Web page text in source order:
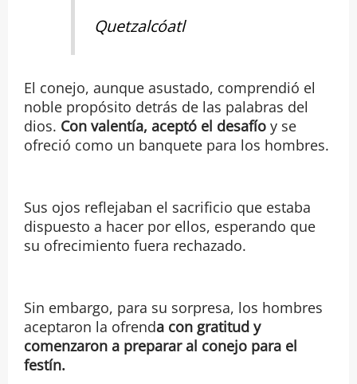
Quetzalcóatl
El conejo, aunque asustado, comprendió el
noble propósito detrás de las palabras del
dios. Con valentía, aceptó el desafíoy se
ofreció como un banquete para los hombres.
Sus ojos reflejaban el sacrificio que estaba
dispuesto a hacer por ellos, esperando que
su ofrecimiento fuera rechazado.
Sin embargo, para su sorpresa, los hombres
aceptaron la ofrenda con gratitud y
comenzaron a preparar al conejo para el
festín.